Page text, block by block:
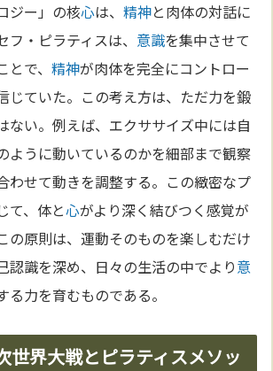
ジー」の核心は、精神と肉体の対話に
フ・ピラティスは、 意識を集中させて
とで、精神が肉体を完全にコントロー
じていた。この考え方は、ただ力を鍛
ない。例えば、エクササイズ中には自
ように動いているのかを細部まで観察
わせて動きを調整する。この緻密なプ
て、体と心がより深く結びつく感覚が
の原則は、運動そのものを楽しむだけ
認識を深め、日々の生活の中でより意
る力を育むものである。
世界大戦とピラティスメソッ